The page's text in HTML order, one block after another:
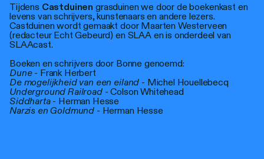
Tijdens Castduinen grasduinen we door de boekenkast en
levens van schrijvers, kunstenaars en andere lezers.
Castduinen wordt gemaakt door Maarten Westerveen
(redacteur Echt Gebeurd) en SLAA en is onderdeel van
SLAAcast.
Boeken en schrijvers door Bonne genoemd:
Dune- Frank Herbert
De mogelijkheid van een eiland - Michel Houellebecq
Underground Railroad- Colson Whitehead
Siddharta- Herman Hesse
Narzis en Goldmund - Herman Hesse